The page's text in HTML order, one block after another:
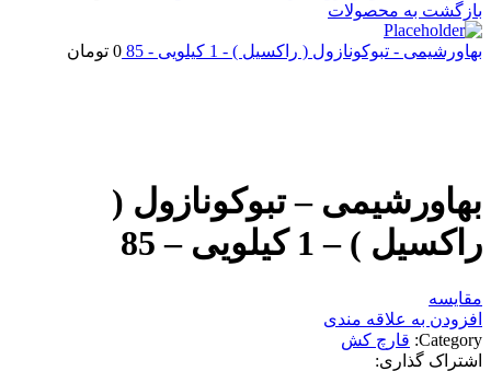
بازگشت به محصولات
بهاورشیمی - تبوکونازول ( راکسیل ) - 1 کیلویی - 85 0 تومان
بهاورشیمی – تبوکونازول (
راکسیل ) – 1 کیلویی – 85
مقایسه
افزودن به علاقه مندی
Category: قارچ کش
اشتراک گذاری: